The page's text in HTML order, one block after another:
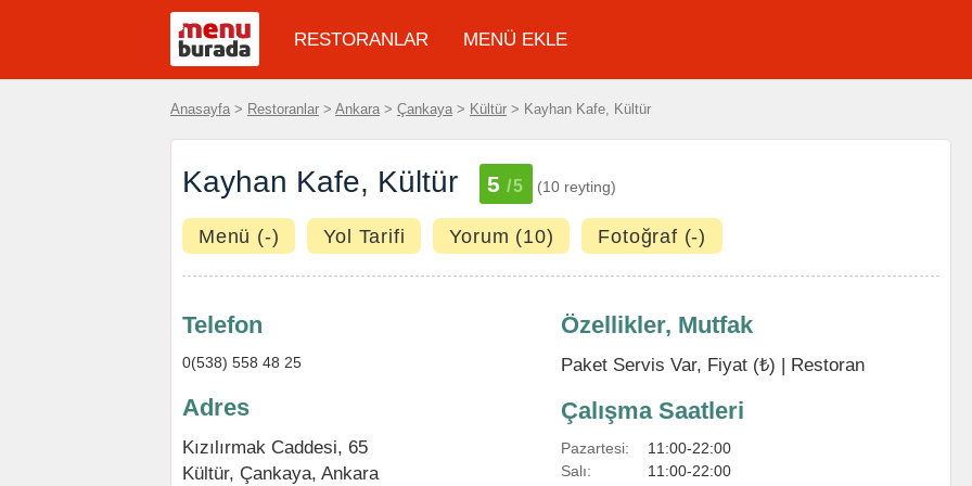
RESTORANLAR MENÜ EKLE
Anasayfa > Restoranlar > Ankara > Çankaya > Kültür > Kayhan Kafe, Kültür
Kayhan Kafe, Kültür 5 /5 (10 reyting)
Menü (-) Yol Tarifi Yorum (10) Fotoğraf (-)
Telefon
0(538) 558 48 25
Adres
Kızılırmak Caddesi, 65
Kültür, Çankaya, Ankara
Özellikler, Mutfak
Paket Servis Var, Fiyat (₺) | Restoran
Çalışma Saatleri
Pazartesi:
11:00-22:00
Salı:
11:00-22:00